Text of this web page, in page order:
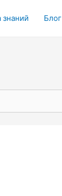
знаний Блог